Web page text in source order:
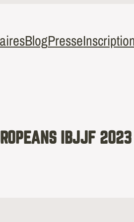
BlogPresse
IBJJF 2023